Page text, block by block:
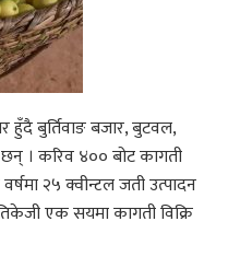
हुँदै बुर्तिवाङ बजार, बुटवल,
। करिव ४०० बोट कागती
२५ क्वीन्टल जती उत्पादन
एक सयमा कागती विक्रि